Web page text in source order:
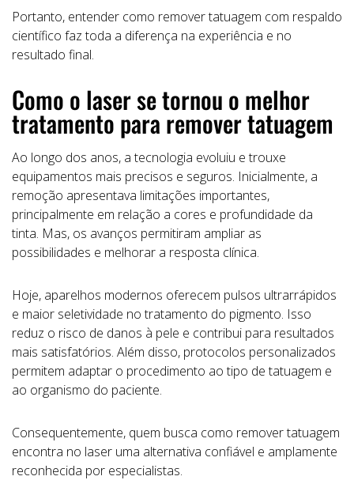
Portanto, entender como remover tatuagem com respaldo
científico faz toda a diferença na experiência e no
resultado final.
Como o laser se tornou o melhor
tratamento para remover tatuagem
Ao longo dos anos, a tecnologia evoluiu e trouxe
equipamentos mais precisos e seguros. Inicialmente, a
remoção apresentava limitações importantes,
principalmente em relação a cores e profundidade da
tinta. Mas, os avanços permitiram ampliar as
possibilidades e melhorar a resposta clínica.
Hoje, aparelhos modernos oferecem pulsos ultrarrápidos
e maior seletividade no tratamento do pigmento. Isso
reduz o risco de danos à pele e contribui para resultados
mais satisfatórios. Além disso, protocolos personalizados
permitem adaptar o procedimento ao tipo de tatuagem e
ao organismo do paciente.
Consequentemente, quem busca como remover tatuagem
encontra no laser uma alternativa confiável e amplamente
reconhecida por especialistas.